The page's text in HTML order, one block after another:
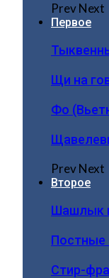
PrevNext
Первое
Щи на
Фо
PrevNext
Второе
Шашлык
Постные
Стир-